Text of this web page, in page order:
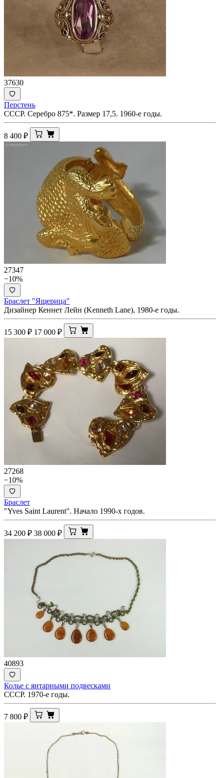
37630
Перстень
СССР. Серебро 875*. Размер 17,5. 1960-е годы.
8 400 ₽
27347
−10%
Браслет "Ящерица"
Дизайнер Кеннет Лейн (Kenneth Lane), 1980-е годы.
15 300 ₽ 17 000 ₽
27268
−10%
Браслет
"Yves Saint Laurent". Начало 1990-х годов.
34 200 ₽ 38 000 ₽
40893
Колье с янтарными подвесками
СССР. 1970-е годы.
7 800 ₽